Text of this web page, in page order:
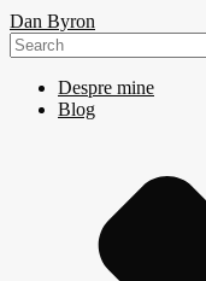
Dan Byron
Search
for:
Despre mine
Blog